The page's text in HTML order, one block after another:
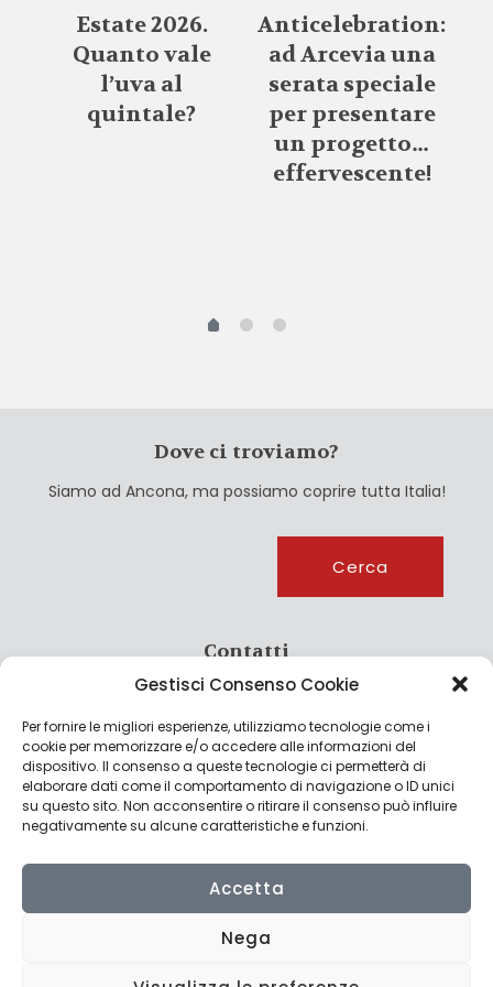
Gestisci Consenso Cookie
Per fornire le migliori esperienze, utilizziamo tecnologie come i
cookie per memorizzare e/o accedere alle informazioni del
dispositivo. Il consenso a queste tecnologie ci permetterà di
elaborare dati come il comportamento di navigazione o ID unici
su questo sito. Non acconsentire o ritirare il consenso può influire
negativamente su alcune caratteristiche e funzioni.
Accetta
Nega
Estate 2026.
Quanto vale
l’uva al
quintale?
Anticelebration:
ad Arcevia una
serata speciale
per presentare
un progetto…
effervescente!
Dove ci troviamo?
Siamo ad Ancona, ma possiamo coprire tutta Italia!
Cerca
Contatti
info@culturagroalimentare.com
Note legali
Privacy Policy